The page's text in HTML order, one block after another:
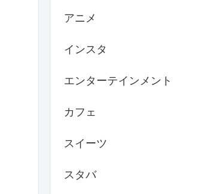
アニメ
インスタ
エンターテインメント
カフェ
スイーツ
スタバ